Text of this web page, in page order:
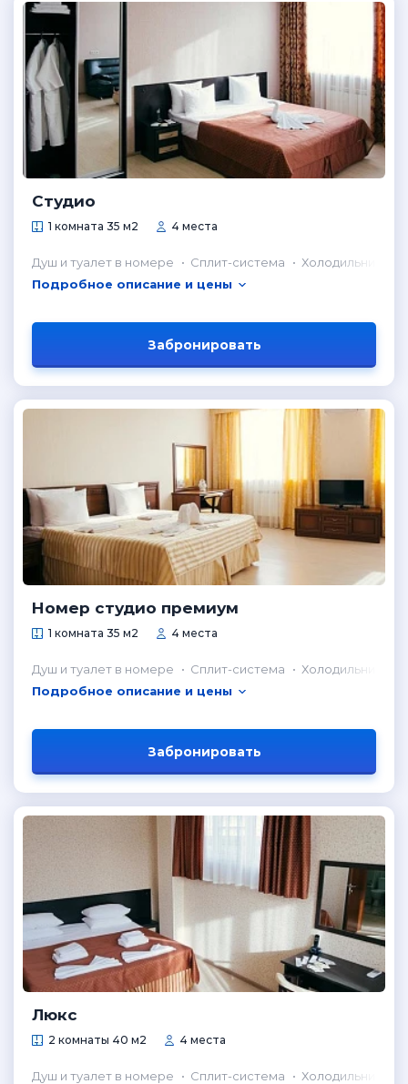
Студио
1 комната 35 м2 4 места
Душ и туалет в номере Сплит-система
Холодильник в
Подробное описание и цены
Забронировать
Номер студио премиум
1 комната 35 м2 4 места
Душ и туалет в номере Сплит-система
Холодильник в
Подробное описание и цены
Забронировать
Люкс
2 комнаты 40 м2 4 места
Душ и туалет в номере Сплит-система
Холодильник в